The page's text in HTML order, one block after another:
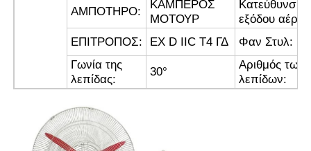
Ζητήστε ένα απόσπασμα
Explosionproof φωτισμός
ανεμιστήρας με προστασία από έκρηξη
ΑΜΠΟΤΗΡΟ:
ΚΑΜΠΕΡΟΣ
ΜΟΤΟΥΡ
Κατεύθυνση
εξόδου αέρα:
ΕΠΙΤΡΟΠΟΣ:
EX D IIC T4 ΓΔ
Φαν Στυλ:
Γωνία της
λεπίδας:
30°
Αριθμός των
λεπίδων: